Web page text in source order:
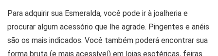
Para adquirir sua Esmeralda, você pode ir à joalheria e
procurar algum acessório que lhe agrade. Pingentes e anéis
são os mais indicados. Você também poderá encontrar sua
forma bruta (e mais acessível) em lojas esotéricas, feiras